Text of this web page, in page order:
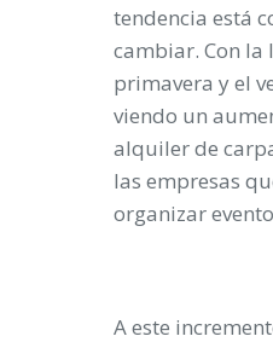
tendencia está
cambiar. Con la
primavera y el
viendo un
alquiler de
las empresas
organizar
A este